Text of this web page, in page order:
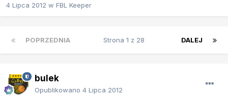
4 Lipca 2012 w FBL Keeper
POPRZEDNIA DALEJ
Strona 1 z 28
bulek
Opublikowano 4 Lipca 2012